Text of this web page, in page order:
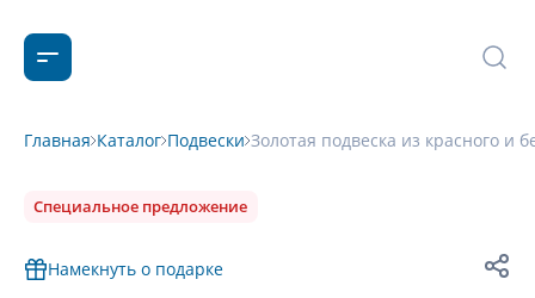
Главная Каталог Подвески Золотая подвеска из красного и
Специальное предложение
Намекнуть о подарке